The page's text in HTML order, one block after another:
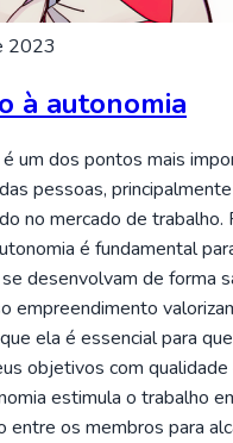
2023
à autonomia
um dos pontos mais
pessoas,
no mercado de trabalho.
é fundamental
desenvolvam de forma
empreendimento
ela é essencial para
objetivos com
estimula o trabalho
entre os membros para